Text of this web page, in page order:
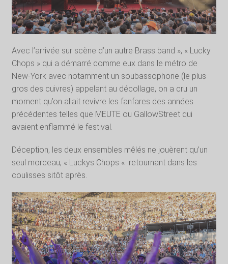
Avec l’arrivée sur scène d’un autre Brass band », « Lucky
Chops » qui a démarré comme eux dans le métro de
New-York avec notamment un soubassophone (le plus
gros des cuivres) appelant au décollage, on a cru un
moment qu’on allait revivre les fanfares des années
précédentes telles que MEUTE ou GallowStreet qui
avaient enflammé le festival.
Déception, les deux ensembles mêlés ne jouèrent qu’un
seul morceau, « Luckys Chops « retournant dans les
coulisses sitôt après.